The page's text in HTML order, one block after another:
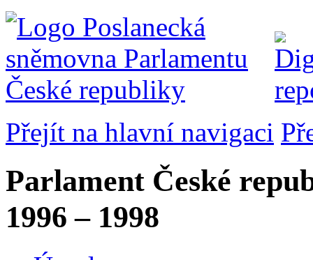
Přejít na hlavní navigaci
Parlament České
1996 – 1998